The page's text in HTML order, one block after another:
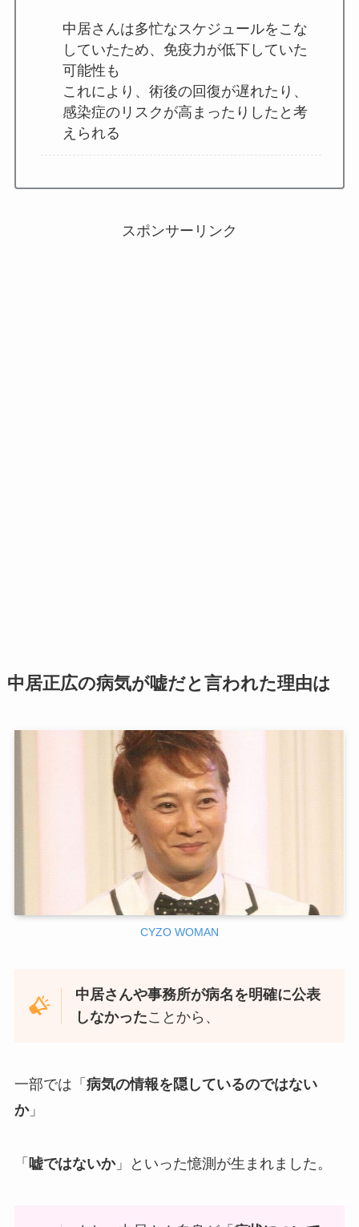
中居さんは多忙なスケジュールをこな
していたため、免疫力が低下していた
可能性も
これにより、術後の回復が遅れたり、
感染症のリスクが高まったりしたと考
えられる
スポンサーリンク
中居正広の病気が嘘だと言われた理由は
CYZO WOMAN
中居さんや事務所が病名を明確に公表
しなかったことから、
一部では「 病気の情報を隠しているのではない
か」
「 嘘ではないか」といった憶測が生まれました。